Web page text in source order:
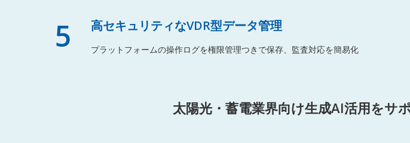
5 高セキュリティなVDR型データ管理
プラットフォームの操作ログを権限管理つきで保存、監査対応を簡易化
太陽光・蓄電業界向け生成AI活用をサ